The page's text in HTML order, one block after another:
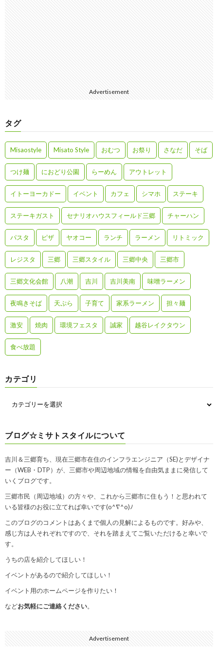
Advertisement
タグ
Misaostyle Misato Style おむつ お祭り さなだ そば
つけ麺 におどり公園 らーめん アウトレット
イトーヨーカドー イベント カフェ シマホ ステーキ
ステーキガスト セナリオハウスフィールド三郷 チャーハン
パスタ ピザ ヤオコー ランチ ラーメン リトミック
レジスタ 三郷 三郷スタイル 三郷中央 三郷市
三郷文化会館 八潮 吉川 吉川美南 味噌ラーメン
夜鳴きそば 天ぷら 子育て 家系ラーメン 担々麺
激安 焼肉 環境フェスタ 誠家 越谷レイクタウン
食べ放題
カテゴリ
ブログ☆ミサトスタイルについて
吉川＆三郷育ち、現在三郷市在住のインフラエンジニア（SE)とデザイナ
ー（WEB・DTP）が、三郷市や周辺地域の情報を自由気ままに発信して
いくブログです。
三郷市民（周辺地域）の方々や、これから三郷市に住もう！と思われて
いる皆様のお役に立てれば幸いです(o^∇^o)ﾉ
このブログのコメントはあくまで個人の見解によるものです。好みや、
感じ方は人それぞれですので、それを踏まえてご覧いただけると幸いで
す。
うちの店を紹介してほしい！
イベントがあるので紹介してほしい！
イベント用のホームページを作りたい！
などお気軽にご連絡ください。
Advertisement